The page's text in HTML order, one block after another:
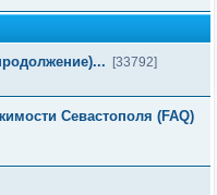
[33792]
Севастополя (FAQ)